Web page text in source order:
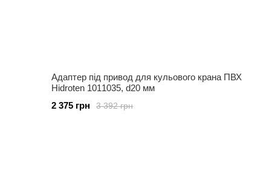
Адаптер під привод для кульового крана ПВХ
Hidroten 1011035, d20 мм
3 392 грн
2 375 грн